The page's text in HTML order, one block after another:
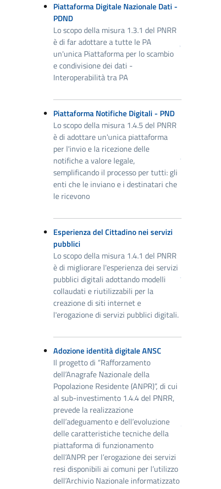
Piattaforma Digitale Nazionale Dati -
PDND
Lo scopo della misura 1.3.1 del PNRR
è di far adottare a tutte le PA
un'unica Piattaforma per lo scambio
e condivisione dei dati -
Interoperabilità tra PA
Piattaforma Notifiche Digitali - PND
Lo scopo della misura 1.4.5 del PNRR
è di adottare un'unica piattaforma
per l'invio e la ricezione delle
notifiche a valore legale,
semplificando il processo per tutti: gli
enti che le inviano e i destinatari che
le ricevono
Esperienza del Cittadino nei servizi
pubblici
Lo scopo della misura 1.4.1 del PNRR
è di migliorare l'esperienza dei servizi
pubblici digitali adottando modelli
collaudati e riutilizzabili per la
creazione di siti internet e
l'erogazione di servizi pubblici digitali.
Adozione identità digitale ANSC
Il progetto di “Rafforzamento
dell’Anagrafe Nazionale della
Popolazione Residente (ANPR)”, di cui
al sub-investimento 1.4.4 del PNRR,
prevede la realizzazione
dell’adeguamento e dell’evoluzione
delle caratteristiche tecniche della
piattaforma di funzionamento
dell’ANPR per l’erogazione dei servizi
resi disponibili ai comuni per l’utilizzo
dell’Archivio Nazionale informatizzato